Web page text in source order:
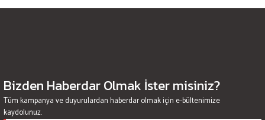
Bizden Haberdar Olmak İster misiniz?
Tüm kampanya ve duyurulardan haberdar olmak için e-bültenimize
kaydolunuz.